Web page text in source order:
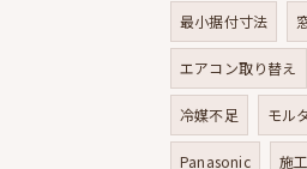
最小据付寸法
エアコン取り替え
冷媒不足 モル
Panasonic 施